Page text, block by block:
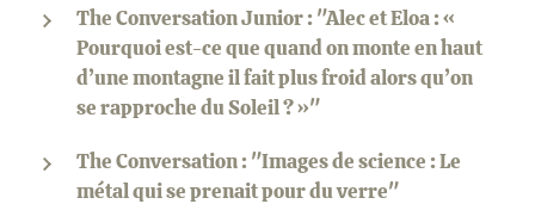
The Conversation Junior : "Alec et Eloa : «
Pourquoi est-ce que quand on monte en haut
d’une montagne il fait plus froid alors qu’on
se rapproche du Soleil ? »"
The Conversation : "Images de science : Le
métal qui se prenait pour du verre"